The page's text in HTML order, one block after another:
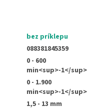
bez príklepu
088381845359
0 - 600
min<sup>-1</sup>
0 - 1.900
min<sup>-1</sup>
1,5 - 13 mm